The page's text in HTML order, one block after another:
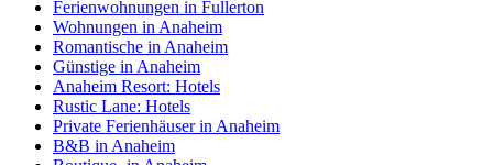
Ferienwohnungen in Fullerton
Wohnungen in Anaheim
Romantische in Anaheim
Günstige in Anaheim
Anaheim Resort: Hotels
Rustic Lane: Hotels
Private Ferienhäuser in Anaheim
B&B in Anaheim